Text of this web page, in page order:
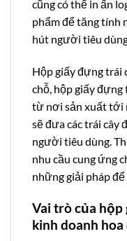
cũng có thể in ấn
phẩm để tăng tính
hút người tiêu
Hộp giấy đựng trái
chỗ, hộp giấy đựng
từ nơi sản xuất tới
sẽ đưa các trái cây
người tiêu dùng.
nhu cầu cung ứng
những giải pháp
Vai trò của
kinh doanh hoa